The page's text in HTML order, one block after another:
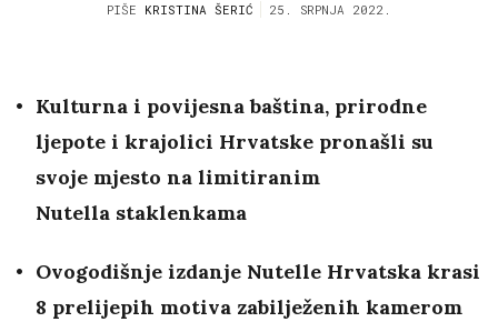
PIŠE KRISTINA ŠERIĆ 25. SRPNJA 2022.
Kulturna i povijesna baština, prirodne
ljepote i krajolici Hrvatske pronašli su
svoje mjesto na limitiranim
Nutella staklenkama
Ovogodišnje izdanje Nutelle Hrvatska krasi
8 prelijepih motiva zabilježenih kamerom